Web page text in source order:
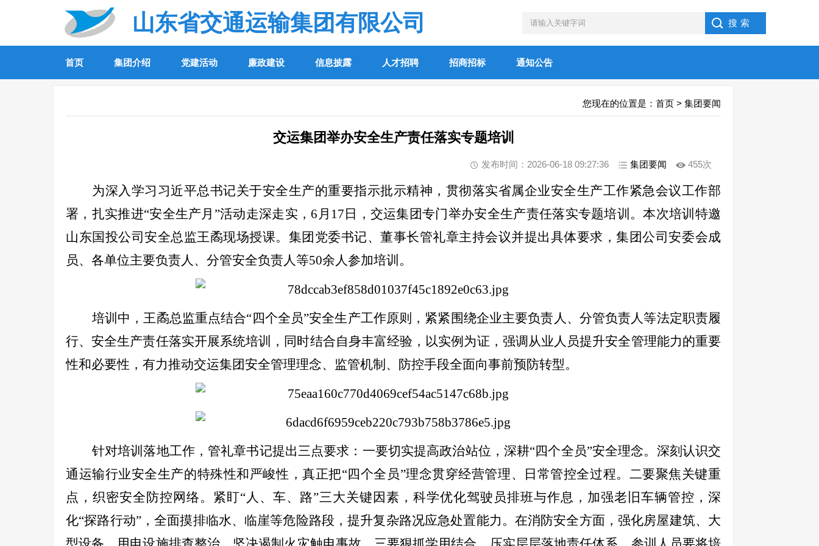
山东省交通运输集团有限公司
首页 集团介绍 党建活动 廉政建设 信息披露 人才招聘 招商招标 通知公告
您现在的位置是： 首页 > 集团要闻
交运集团举办安全生产责任落实专题培训
455次
集团要闻
发布时间：2026-06-18 09:27:36
为深入学习习近平总书记关于安全生产的重要指示批示精神，贯彻落实省属企业安全生产工作紧急会议工作部
署，扎实推进“安全生产月”活动走深走实，6月17日，交运集团专门举办安全生产责任落实专题培训。本次培训特邀
山东国投公司安全总监王矞现场授课。集团党委书记、董事长管礼章主持会议并提出具体要求，集团公司安委会成
员、各单位主要负责人、分管安全负责人等50余人参加培训。
培训中，王矞总监重点结合“四个全员”安全生产工作原则，紧紧围绕企业主要负责人、分管负责人等法定职责履
行、安全生产责任落实开展系统培训，同时结合自身丰富经验，以实例为证，强调从业人员提升安全管理能力的重要
性和必要性，有力推动交运集团安全管理理念、监管机制、防控手段全面向事前预防转型。
针对培训落地工作，管礼章书记提出三点要求：一要切实提高政治站位，深耕“四个全员”安全理念。深刻认识交
通运输行业安全生产的特殊性和严峻性，真正把“四个全员”理念贯穿经营管理、日常管控全过程。二要聚焦关键重
点，织密安全防控网络。紧盯“人、车、路”三大关键因素，科学优化驾驶员排班与作息，加强老旧车辆管控，深
化“探路行动”，全面摸排临水、临崖等危险路段，提升复杂路况应急处置能力。在消防安全方面，强化房屋建筑、大